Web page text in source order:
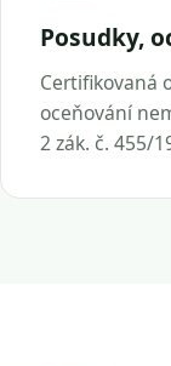
Posudky,
Certifikovaná
oceňování
2 zák. č. 455/